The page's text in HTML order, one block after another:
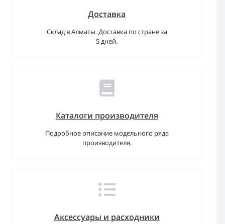
Доставка
Склад в Алматы. Доставка по стране за
5 дней.
Каталоги производителя
Подробное описание модельного ряда
производителя.
Аксессуары и расходники